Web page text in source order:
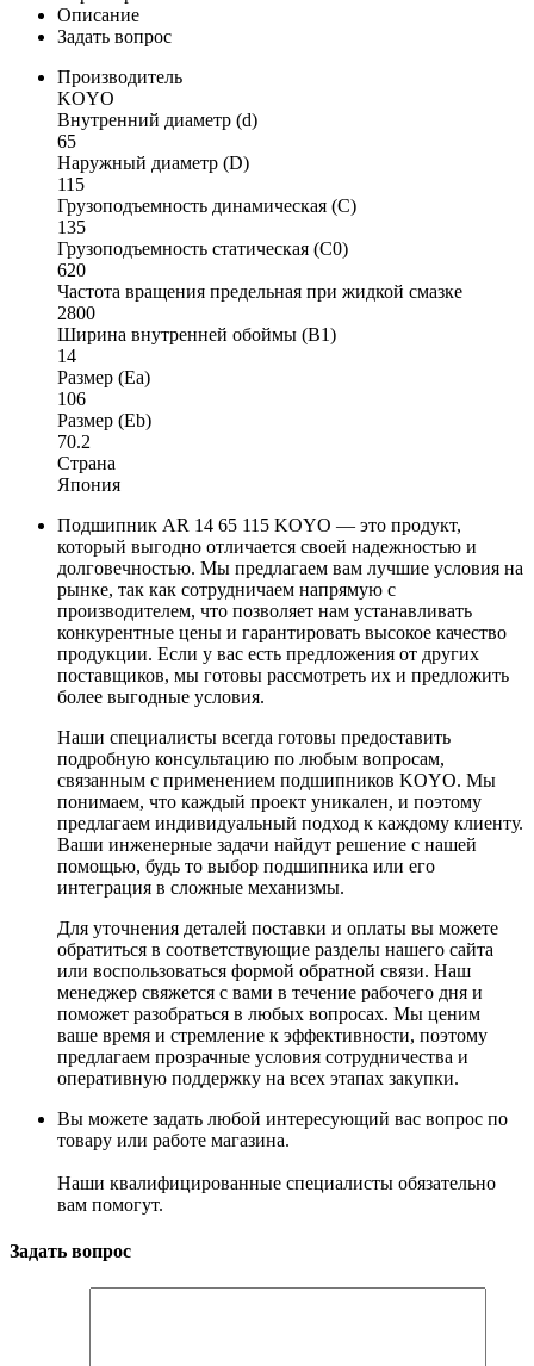
Описание
Задать вопрос
Производитель
KOYO
Внутренний диаметр (d)
65
Наружный диаметр (D)
115
Грузоподъемность динамическая (C)
135
Грузоподъемность статическая (C0)
620
Частота вращения предельная при жидкой смазке
2800
Ширина внутренней обоймы (B1)
14
Размер (Ea)
106
Размер (Eb)
70.2
Страна
Япония
Подшипник AR 14 65 115 KOYO — это продукт,
который выгодно отличается своей надежностью и
долговечностью. Мы предлагаем вам лучшие условия на
рынке, так как сотрудничаем напрямую с
производителем, что позволяет нам устанавливать
конкурентные цены и гарантировать высокое качество
продукции. Если у вас есть предложения от других
поставщиков, мы готовы рассмотреть их и предложить
более выгодные условия.
Наши специалисты всегда готовы предоставить
подробную консультацию по любым вопросам,
связанным с применением подшипников KOYO. Мы
понимаем, что каждый проект уникален, и поэтому
предлагаем индивидуальный подход к каждому клиенту.
Ваши инженерные задачи найдут решение с нашей
помощью, будь то выбор подшипника или его
интеграция в сложные механизмы.
Для уточнения деталей поставки и оплаты вы можете
обратиться в соответствующие разделы нашего сайта
или воспользоваться формой обратной связи. Наш
менеджер свяжется с вами в течение рабочего дня и
поможет разобраться в любых вопросах. Мы ценим
ваше время и стремление к эффективности, поэтому
предлагаем прозрачные условия сотрудничества и
оперативную поддержку на всех этапах закупки.
Вы можете задать любой интересующий вас вопрос по
товару или работе магазина.
Наши квалифицированные специалисты обязательно
вам помогут.
Задать вопрос